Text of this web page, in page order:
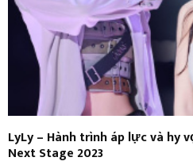
LyLy – Hành trình áp lực và hy
Next Stage 2023